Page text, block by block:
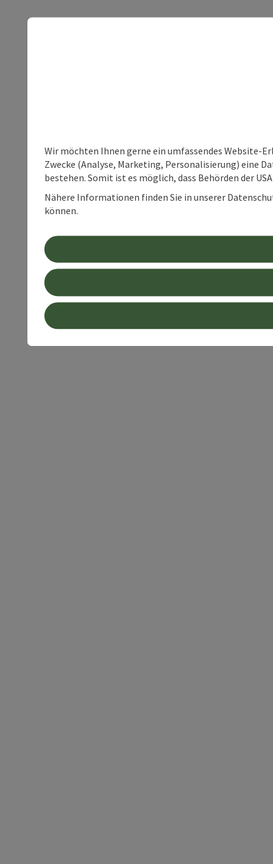
Wir möchten Ihnen gerne ein umfassendes Website-
Zwecke (Analyse, Marketing, Personalisierung) eine
bestehen. Somit ist es möglich, dass Behörden der
Nähere Informationen finden Sie in unserer
können.